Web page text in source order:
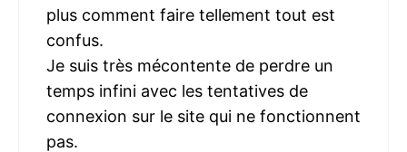
plus comment faire tellement tout est
confus.
Je suis très mécontente de perdre un
temps infini avec les tentatives de
connexion sur le site qui ne fonctionnent
pas.